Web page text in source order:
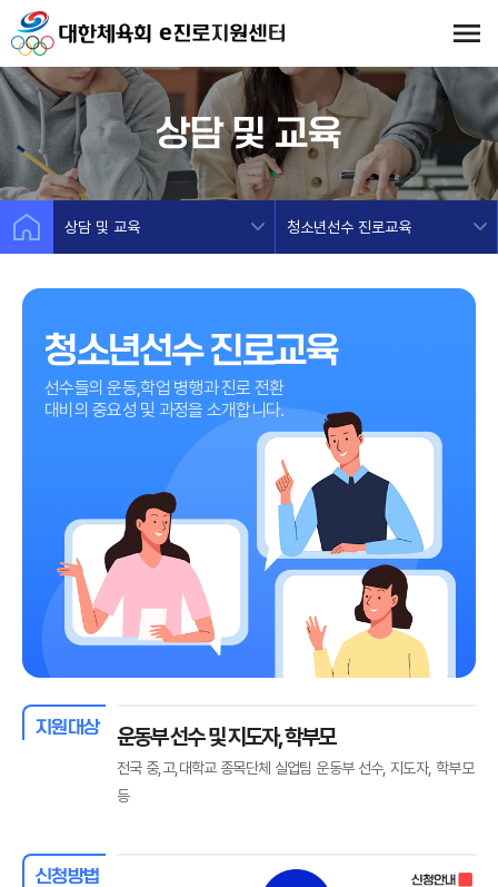
상담 및 교육
상담 및 교육 청소년선수 진로교육
청소년선수 진로교육
선수들의 운동,학업 병행과 진로 전환
대비의 중요성 및 과정을 소개합니다.
지원대상 운동부 선수 및 지도자, 학부모
전국 중,고,대학교 종목단체 실업팀 운동부 선수, 지도자, 학부모
등
신청방법